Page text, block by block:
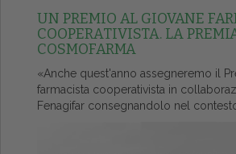
UN PREMIO AL GIOVANE
COOPERATIVISTA. LA
COSMOFARMA
«Anche quest'anno assegneremo il
farmacista cooperativista in
Fenagifar consegnandolo nel